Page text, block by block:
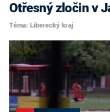
Otřesný zločin v
Téma: Liberecký kraj